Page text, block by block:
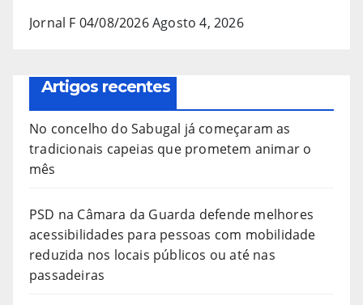
Jornal F 04/08/2026Agosto 4, 2026
Artigos recentes
No concelho do Sabugal já começaram as
tradicionais capeias que prometem animar o
mês
PSD na Câmara da Guarda defende melhores
acessibilidades para pessoas com mobilidade
reduzida nos locais públicos ou até nas
passadeiras